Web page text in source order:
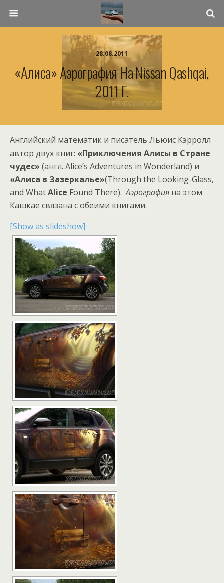
28.08.2011
«Алиса» Аэрография На Nissan Qashqai,
2011 Г.
Английский математик и писатель Льюис Кэрролл
автор двух книг: «Приключения Алисы в Стране
чудес» (англ. Alice’s Adventures in Wonderland) и
«Алиса в Зазеркалье»(Through the Looking-Glass,
and WhatAlice Found There).Аэрография на этом
Кашкае связана с обеими книгами.
[Show as slideshow]